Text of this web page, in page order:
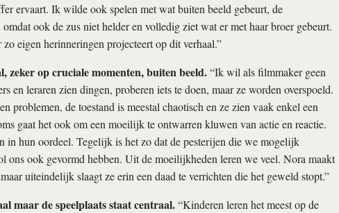
ervaart. Ik wilde ook spelen met wat buiten beeld gebeurt, de
ook de zus niet helder en volledig ziet wat er met haar broer gebeurt.
eigen herinneringen projecteert op dit verhaal.”
zeker op cruciale momenten, buiten beeld.“Ik wil als filmmaker geen
en leraren zien dingen, proberen iets te doen, maar ze worden overspoeld.
problemen, de toestand is meestal chaotisch en ze zien vaak enkel een
gaat het ook om een moeilijk te ontwarren kluwen van actie en reactie.
in hun oordeel. Tegelijk is het zo dat de pesterijen die we mogelijk
ons ook gevormd hebben. Uit de moeilijkheden leren we veel. Nora maakt
uiteindelijk slaagt ze erin een daad te verrichten die het geweld stopt.”
maar de speelplaats staat centraal.“Kinderen leren het meest op de